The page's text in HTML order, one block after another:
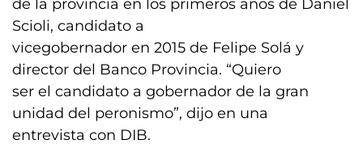
de la provincia en los primeros años de Daniel
Scioli, candidato a
vicegobernador en 2015 de Felipe Solá y
director del Banco Provincia. “Quiero
ser el candidato a gobernador de la gran
unidad del peronismo”, dijo en una
entrevista con DIB.